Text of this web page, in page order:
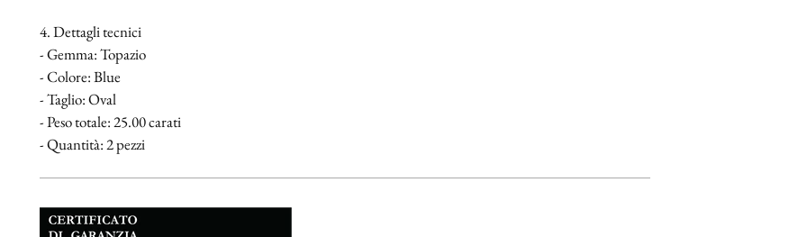
4. Dettagli tecnici
- Gemma: Topazio
- Colore: Blue
- Taglio: Oval
- Peso totale: 25.00 carati
- Quantità: 2 pezzi